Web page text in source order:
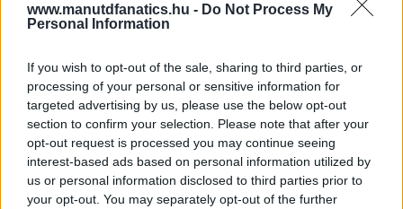
www.manutdfanatics.hu - Do Not Process My
Personal Information
If you wish to opt-out of the sale, sharing to third parties, or
processing of your personal or sensitive information for
targeted advertising by us, please use the below opt-out
section to confirm your selection. Please note that after your
opt-out request is processed you may continue seeing
interest-based ads based on personal information utilized by
us or personal information disclosed to third parties prior to
your opt-out. You may separately opt-out of the further
Meccs Center